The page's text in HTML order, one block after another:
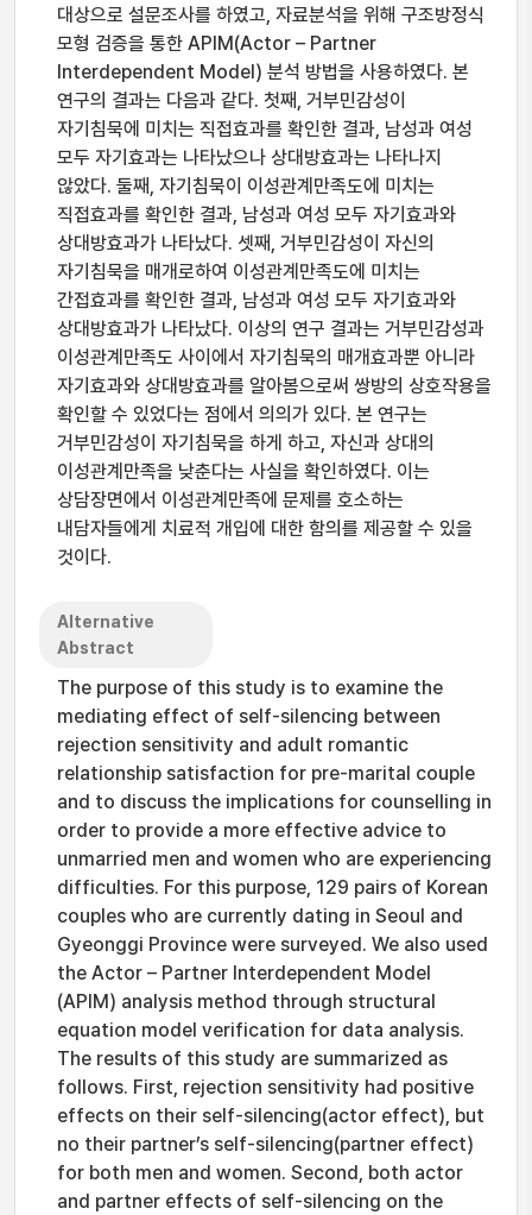
대상으로 설문조사를 하였고, 자료분석을 위해 구조방정식
모형 검증을 통한 APIM(Actor – Partner
Interdependent Model) 분석 방법을 사용하였다. 본
연구의 결과는 다음과 같다. 첫째, 거부민감성이
자기침묵에 미치는 직접효과를 확인한 결과, 남성과 여성
모두 자기효과는 나타났으나 상대방효과는 나타나지
않았다. 둘째, 자기침묵이 이성관계만족도에 미치는
직접효과를 확인한 결과, 남성과 여성 모두 자기효과와
상대방효과가 나타났다. 셋째, 거부민감성이 자신의
자기침묵을 매개로하여 이성관계만족도에 미치는
간접효과를 확인한 결과, 남성과 여성 모두 자기효과와
상대방효과가 나타났다. 이상의 연구 결과는 거부민감성과
이성관계만족도 사이에서 자기침묵의 매개효과뿐 아니라
자기효과와 상대방효과를 알아봄으로써 쌍방의 상호작용을
확인할 수 있었다는 점에서 의의가 있다. 본 연구는
거부민감성이 자기침묵을 하게 하고, 자신과 상대의
이성관계만족을 낮춘다는 사실을 확인하였다. 이는
상담장면에서 이성관계만족에 문제를 호소하는
내담자들에게 치료적 개입에 대한 함의를 제공할 수 있을
것이다.
Alternative
Abstract
The purpose of this study is to examine the
mediating effect of self-silencing between
rejection sensitivity and adult romantic
relationship satisfaction for pre-marital couple
and to discuss the implications for counselling in
order to provide a more effective advice to
unmarried men and women who are experiencing
difficulties. For this purpose, 129 pairs of Korean
couples who are currently dating in Seoul and
Gyeonggi Province were surveyed. We also used
the Actor – Partner Interdependent Model
(APIM) analysis method through structural
equation model verification for data analysis.
The results of this study are summarized as
follows. First, rejection sensitivity had positive
effects on their self-silencing(actor effect), but
no their partner’s self-silencing(partner effect)
for both men and women. Second, both actor
and partner effects of self-silencing on the